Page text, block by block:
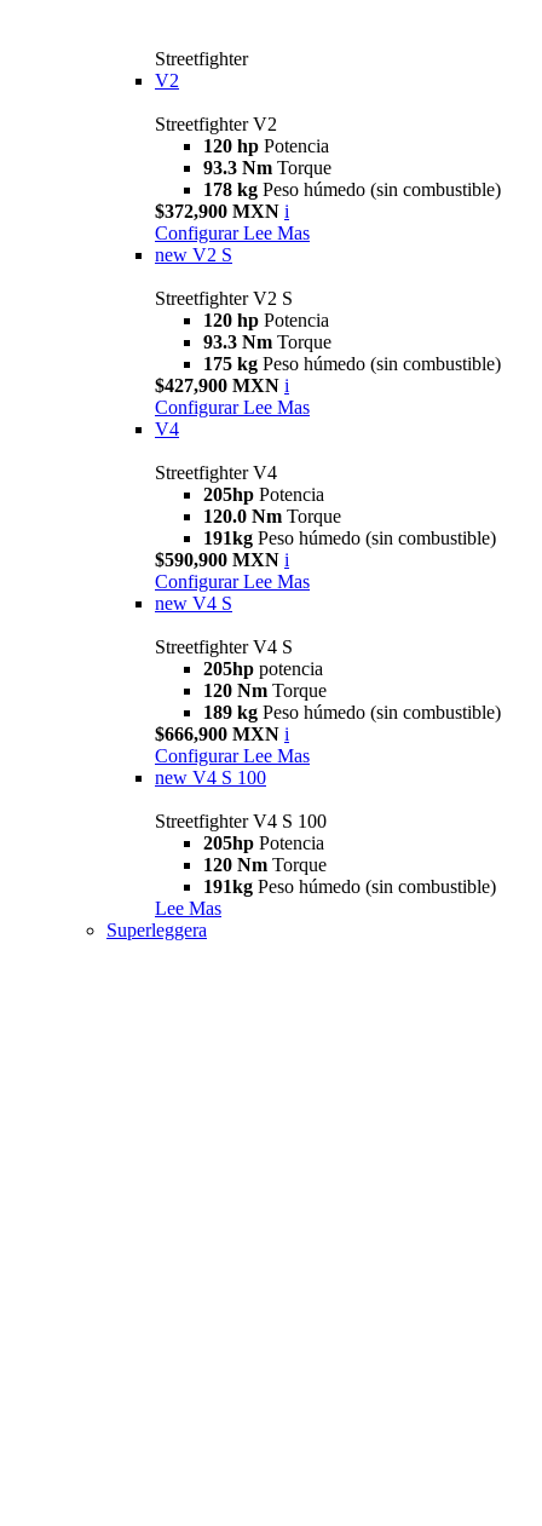
Streetfighter
V2
Streetfighter V2
120 hp Potencia
93.3 Nm Torque
178 kg Peso húmedo (sin combustible)
$372,900 MXN i
Configurar Lee Mas
new V2 S
Streetfighter V2 S
120 hp Potencia
93.3 Nm Torque
175 kg Peso húmedo (sin combustible)
$427,900 MXN i
Configurar Lee Mas
V4
Streetfighter V4
205hp Potencia
120.0 Nm Torque
191kg Peso húmedo (sin combustible)
$590,900 MXN i
Configurar Lee Mas
new V4 S
Streetfighter V4 S
205hp potencia
120 Nm Torque
189 kg Peso húmedo (sin combustible)
$666,900 MXN i
Configurar Lee Mas
new V4 S 100
Streetfighter V4 S 100
205hp Potencia
120 Nm Torque
191kg Peso húmedo (sin combustible)
Lee Mas
Superleggera